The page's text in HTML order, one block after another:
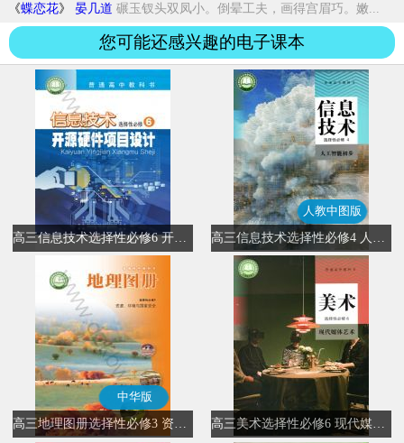
《蝶恋花》 晏几道 碾玉钗头双凤小。倒晕工夫，画得宫眉巧。嫩...
您可能还感兴趣的电子课本
人教中图版
中华版
高三地理图册选择性必修3 资源、环境与国家安全(中华版)
高三美术选择性必修6 现代媒体艺术